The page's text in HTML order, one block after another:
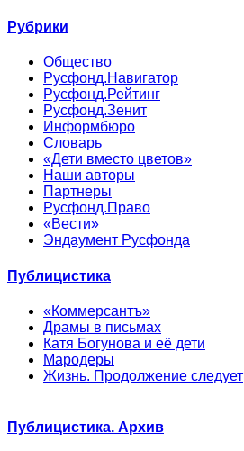
Рубрики
Общество
Русфонд.Навигатор
Русфонд.Рейтинг
Русфонд.Зенит
Информбюро
Словарь
«Дети вместо цветов»
Наши авторы
Партнеры
Русфонд.Право
«Вести»
Эндаумент Русфонда
Публицистика
«Коммерсантъ»
Драмы в письмах
Катя Богунова и её дети
Мародеры
Жизнь. Продолжение следует
Публицистика. Архив